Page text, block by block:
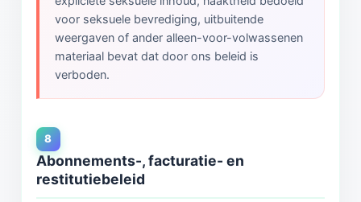
voor seksuele bevrediging, uitbuitende
weergaven of ander alleen-voor-volwassenen
materiaal bevat dat door ons beleid is
verboden.
8
Abonnements-, facturatie- en
restitutiebeleid